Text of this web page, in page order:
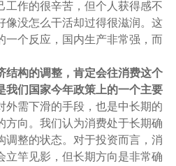
工作的很辛苦，但个人获得感不
像没怎么干活却过得很滋润。这
一个反应，国内生产非常强，而
结构的调整，肯定会往消费这个
我们国家今年政策上的一个主要
外需下滑的手段，也是中长期的
方向。我们认为消费处于长期确
调整的状态。对于投资而言，消
立竿见影，但长期方向是非常确